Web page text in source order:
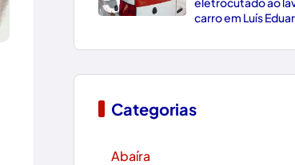
carro em Luís
Categorias
Abaíra